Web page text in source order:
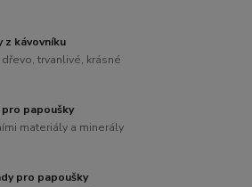
z kávovníku
trvanlivé, krásné
papoušky
materiály a minerály
pro papoušky